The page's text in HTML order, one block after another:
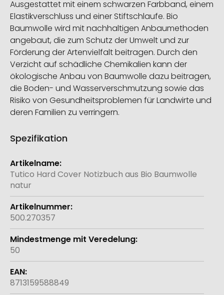
Ausgestattet mit einem schwarzen Farbband, einem
Elastikverschluss und einer Stiftschlaufe. Bio
Baumwolle wird mit nachhaltigen Anbaumethoden
angebaut, die zum Schutz der Umwelt und zur
Förderung der Artenvielfalt beitragen. Durch den
Verzicht auf schädliche Chemikalien kann der
ökologische Anbau von Baumwolle dazu beitragen,
die Boden- und Wasserverschmutzung sowie das
Risiko von Gesundheitsproblemen für Landwirte und
deren Familien zu verringern.
Spezifikation
Weitere
Informationen
Tutico Hard Cover Notizbuch aus Bio Baumwolle
natur
500.270357
50
8713159588849